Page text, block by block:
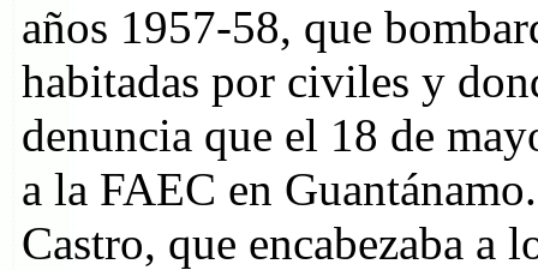
años 1957-58, que
habitadas por civiles y
denuncia que el 18 de
a la FAEC en
Castro, que encabezaba a